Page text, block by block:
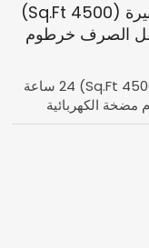
كفاءة الطاقة 50 بنت ضاغط لغرف كبيرة (4500 Sq.Ft)
الصرف خرطوم
كفاءة الطاقة 50 بنت ضاغط لغرف كبيرة (4500 Sq.Ft) 24 ساعة
الكهربائية